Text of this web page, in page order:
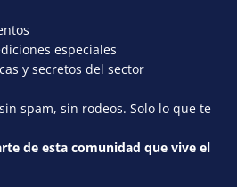
especiales
y secretos del sector
spam, sin rodeos. Solo lo que te
de esta comunidad que vive el